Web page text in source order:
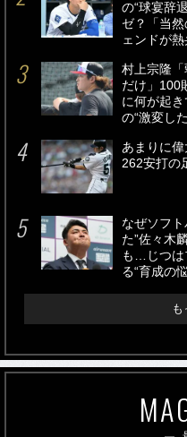
の“球宴辞
ゼ？「当
ェンドが
村上宗隆
だけ」100
に何が起
の“激変し
あまりに偉
262安打の
なぜソフ
た”佐々木
も…じつは
る“育成の
も